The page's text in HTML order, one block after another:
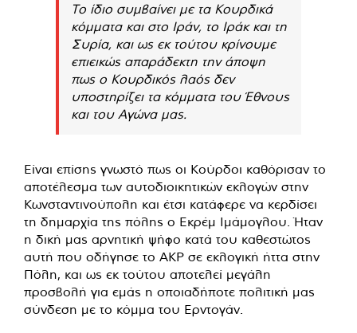
Το ίδιο συμβαίνει με τα Κουρδικά
κόμματα και στο Ιράν, το Ιράκ και τη
Συρία, και ως εκ τούτου κρίνουμε
επιεικώς απαράδεκτη την άποψη
πως ο Κουρδικός λαός δεν
υποστηρίζει τα κόμματα του Έθνους
και του Αγώνα μας.
Είναι επίσης γνωστό πως οι Κούρδοι καθόρισαν το
αποτέλεσμα των αυτοδιοικητικών εκλογών στην
Κωνσταντινούπολη και έτσι κατάφερε να κερδίσει
τη δημαρχία της πόλης ο Εκρέμ Ιμάμογλου. Ήταν
η δική μας αρνητική ψήφο κατά του καθεστώτος
αυτή που οδήγησε το ΑΚΡ σε εκλογική ήττα στην
Πόλη, και ως εκ τούτου αποτελεί μεγάλη
προσβολή για εμάς η οποιαδήποτε πολιτική μας
σύνδεση με το κόμμα του Ερντογάν.